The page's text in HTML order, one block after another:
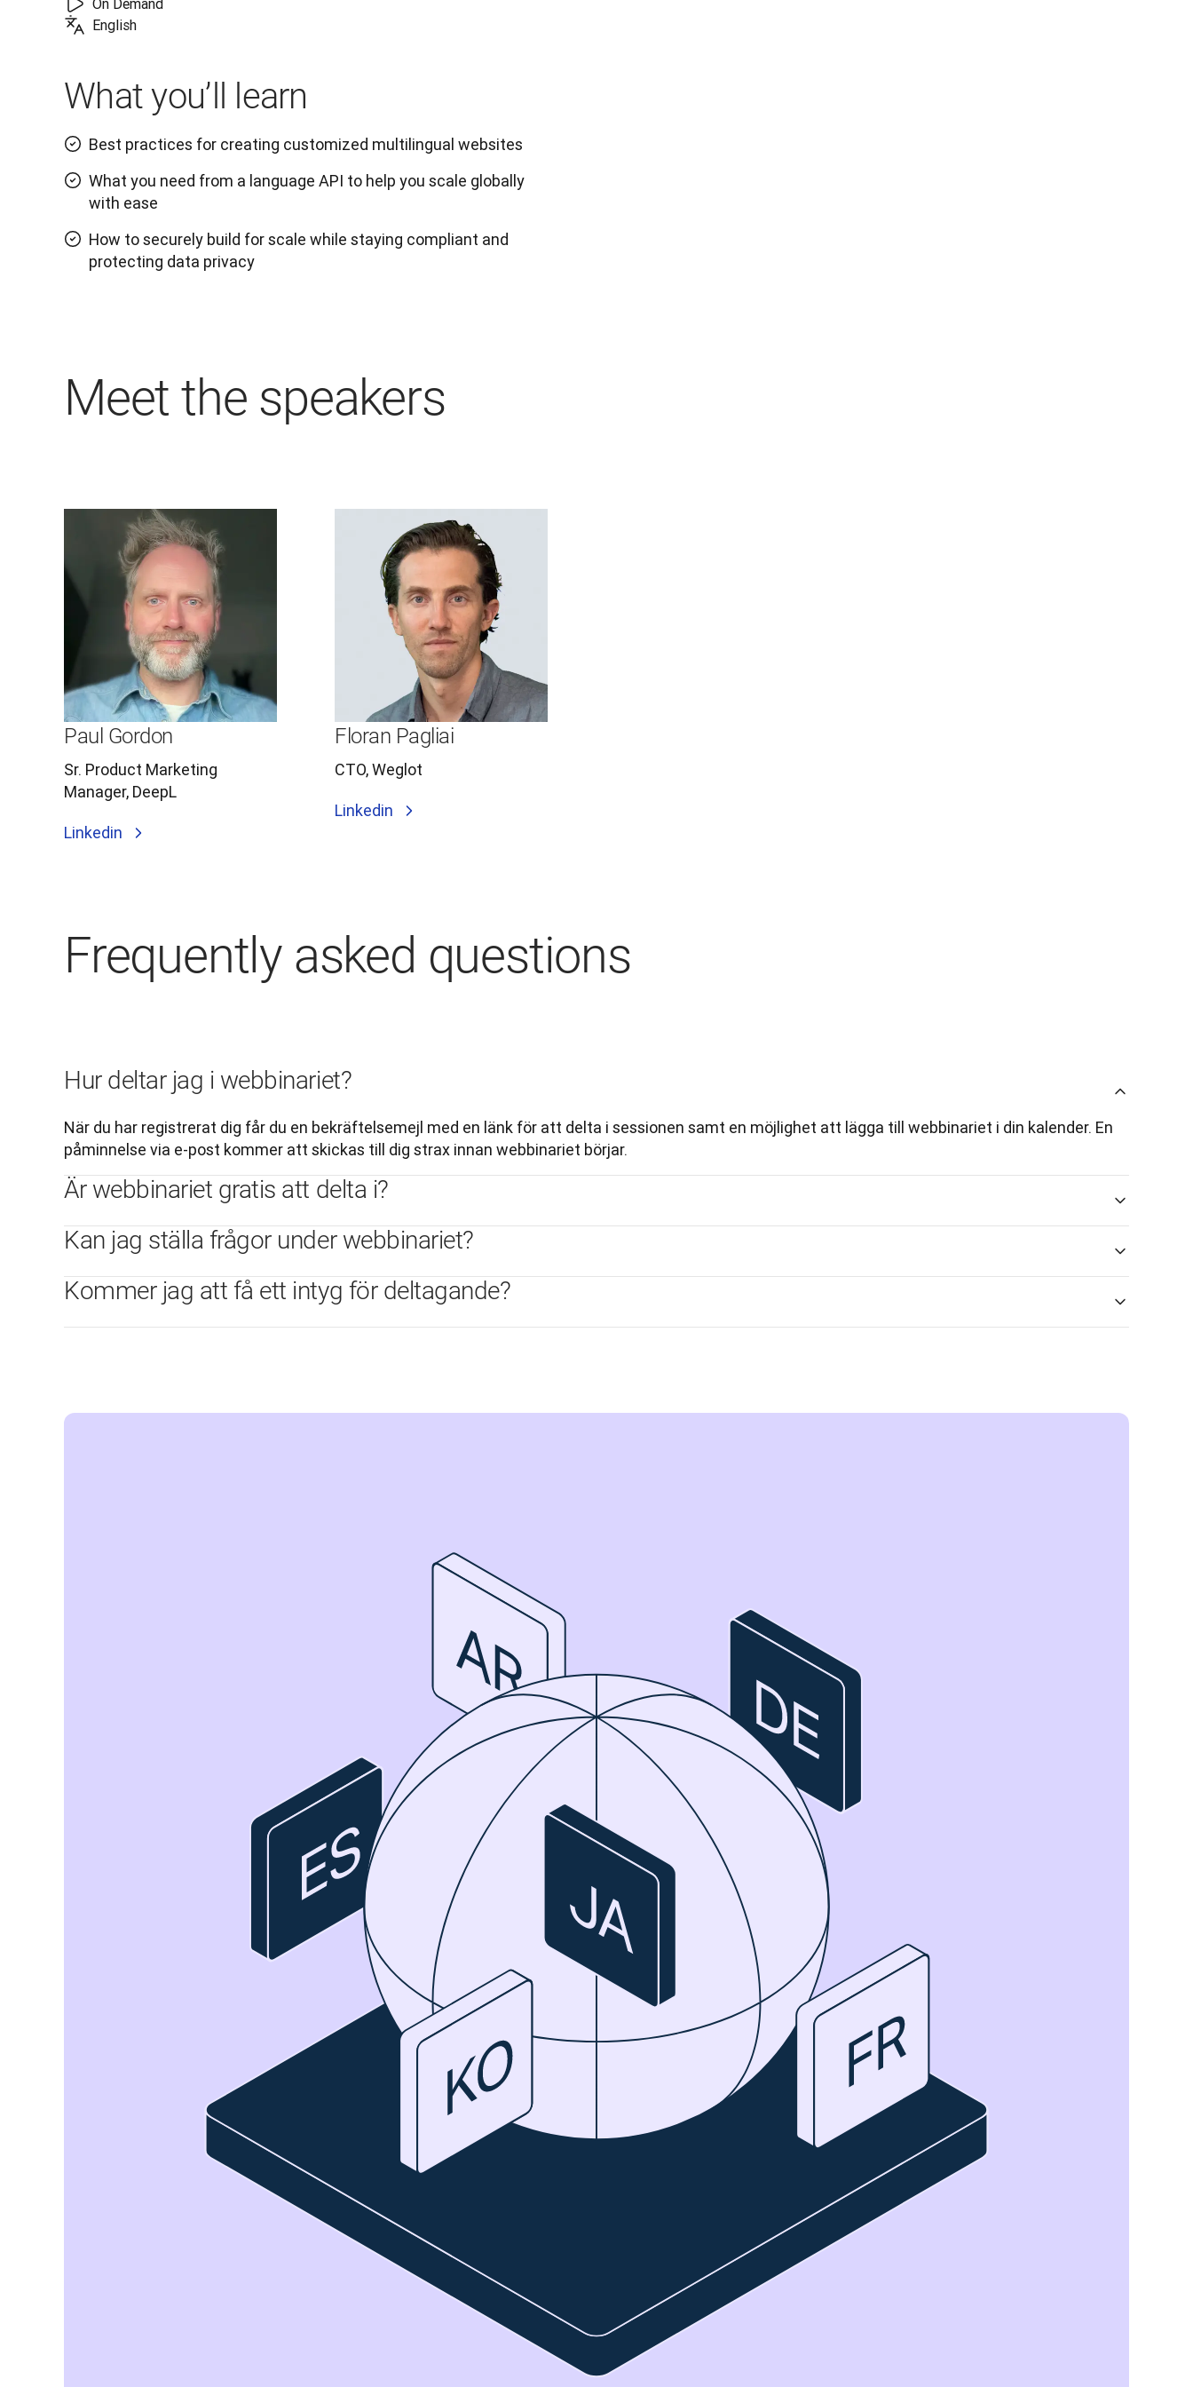
On Demand
English
What you’ll learn
Best practices for creating customized multilingual websites
What you need from a language API to help you scale globally
with ease
How to securely build for scale while staying compliant and
protecting data privacy
Meet the speakers
Paul Gordon
Sr. Product Marketing
Manager, DeepL
Linkedin
Floran Pagliai
CTO, Weglot
Linkedin
Frequently asked questions
Hur deltar jag i webbinariet?
När du har registrerat dig får du en bekräftelsemejl med en länk för att delta i sessionen samt en möjlighet att lägga till webbinariet i din kalender. En
påminnelse via e-post kommer att skickas till dig strax innan webbinariet börjar.
Är webbinariet gratis att delta i?
Kan jag ställa frågor under webbinariet?
Kommer jag att få ett intyg för deltagande?